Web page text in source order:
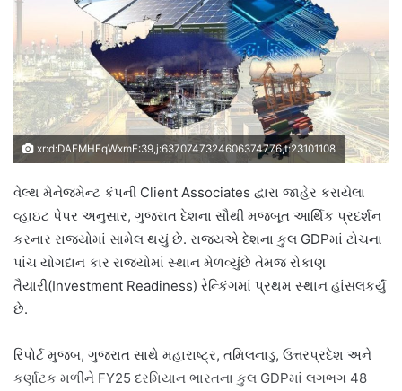
xr:d:DAFMHEqWxmE:39,j:6370747324606374776,t:23101108
વેલ્થ મેનેજમેન્ટ કંપની Client Associates દ્વારા જાહેર કરાયેલા
વ્હાઇટ પેપર અનુસાર, ગુજરાત દેશના સૌથી મજબૂત આર્થિક પ્રદર્શન
કરનાર રાજ્યોમાં સામેલ થયું છે. રાજ્યએ દેશના કુલ GDPમાં ટોચના
પાંચ યોગદાન કાર રાજ્યોમાં સ્થાન મેળવ્યુંછે તેમજ રોકાણ
તૈયારી(Investment Readiness) રેન્કિંગમાં પ્રથમ સ્થાન હાંસલકર્યું
છે.
રિપોર્ટ મુજબ, ગુજરાત સાથે મહારાષ્ટ્ર, તમિલનાડુ, ઉત્તરપ્રદેશ અને
કર્ણાટક મળીને FY25 દરમિયાન ભારતના કુલ GDPમાં લગભગ 48